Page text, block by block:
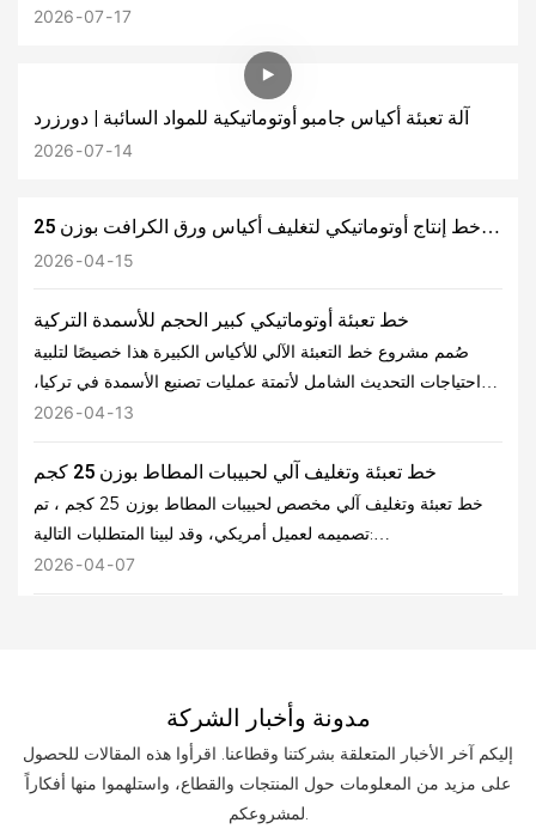
2026 07 17
آلة تعبئة أكياس جامبو أوتوماتيكية للمواد السائبة | دورزرد
2026 07 14
خط إنتاج أوتوماتيكي لتغليف أكياس ورق الكرافت بوزن 25
كجم لشركة أليندا (اليونان) في صناعة مسحوق الحليب
2026 04 15
خط تعبئة أوتوماتيكي كبير الحجم للأسمدة التركية
صُمم مشروع خط التعبئة الآلي للأكياس الكبيرة هذا خصيصًا لتلبية
احتياجات التحديث الشامل لأتمتة عمليات تصنيع الأسمدة في تركيا،
مع التركيز على تعبئة الأسمدة المركبة الحبيبية والمسحوقة في
معدات التعبئة الآلية للأسمدة في الخارج، والمتجذر بعمق في سوق
تعبئة المواد الزراعية في الشرق الأوسط وأوروبا، فإنه يتوافق بدقة
مع دورات الإنتاج الزراعي المحلية في تركيا، ومعايير تصدير الأسمدة،
وظروف العمل في المصانع. وبفضل توافقه التام مع الاحتياجات
2026 04 13
خط تعبئة وتغليف آلي لحبيبات المطاط بوزن 25 كجم
خط تعبئة وتغليف آلي مخصص لحبيبات المطاط بوزن 25 كجم ، تم
تصميمه لعميل أمريكي، وقد لبينا المتطلبات التالية:
• لا يمكن لكفاءة التعبئة اليدوية المنخفضة تلبية متطلبات توسيع
• لا يوجد شهادة CE للتصدير إلى أوروبا وأمريكا
وقت التوقف عن العمل
2026 04 07
مدونة وأخبار الشركة
إليكم آخر الأخبار المتعلقة بشركتنا وقطاعنا. اقرأوا هذه المقالات للحصول
على مزيد من المعلومات حول المنتجات والقطاع، واستلهموا منها أفكاراً
لمشروعكم.